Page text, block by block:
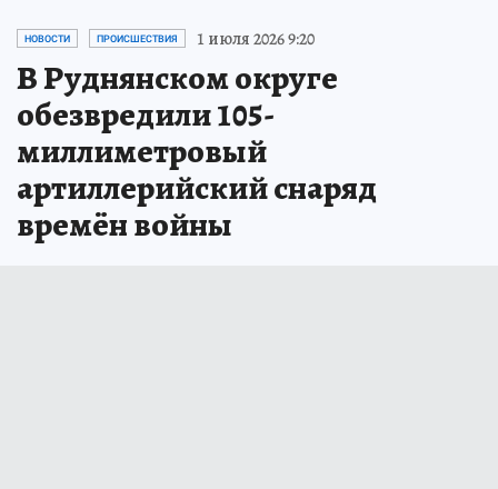
НОВОСТИ ПРОИСШЕСТВИЯ 1 июля 2026 9:20
В Руднянском округе
обезвредили 105-
миллиметровый
артиллерийский снаряд
времён войны